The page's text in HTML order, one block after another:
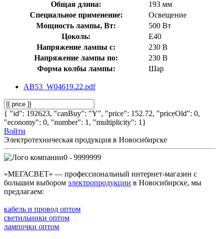
Общая длина:
193 мм
Специальное применение:
Освещение
Мощность лампы, Вт:
500 Вт
Цоколь:
E40
Напряжение лампы с:
230 В
Напряжение лампы по:
230 В
Форма колбы лампы:
Шар
AB53_W04619.22.pdf
{ "id": 192623, "canBuy": "Y", "price": 152.72, "priceOld": 0,
"economy": 0, "number": 1, "multiplicity": 1}
Войти
Электротехническая продукция в Новосибирске
0 - 9999999
«МЕГАСВЕТ» — профессиональный интернет-магазин с
большим выбором электропродукции в Новосибирске, мы
предлагаем:
кабель и провод оптом
светильники оптом
лампочки оптом